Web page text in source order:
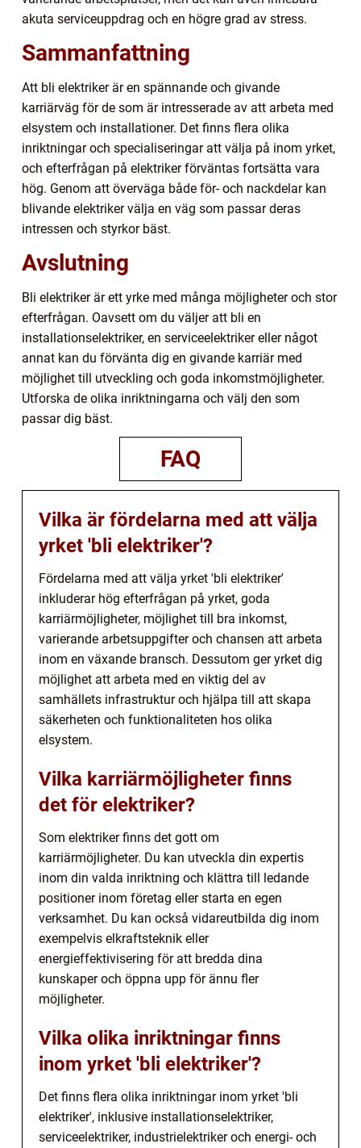
akuta serviceuppdrag och en högre grad av stress.
Sammanfattning
Att bli elektriker är en spännande och givande
karriärväg för de som är intresserade av att arbeta med
elsystem och installationer. Det finns flera olika
inriktningar och specialiseringar att välja på inom yrket,
och efterfrågan på elektriker förväntas fortsätta vara
hög. Genom att överväga både för- och nackdelar kan
blivande elektriker välja en väg som passar deras
intressen och styrkor bäst.
Avslutning
Bli elektriker är ett yrke med många möjligheter och stor
efterfrågan. Oavsett om du väljer att bli en
installationselektriker, en serviceelektriker eller något
annat kan du förvänta dig en givande karriär med
möjlighet till utveckling och goda inkomstmöjligheter.
Utforska de olika inriktningarna och välj den som
passar dig bäst.
FAQ
Vilka är fördelarna med att välja
yrket 'bli elektriker'?
Fördelarna med att välja yrket 'bli elektriker'
inkluderar hög efterfrågan på yrket, goda
karriärmöjligheter, möjlighet till bra inkomst,
varierande arbetsuppgifter och chansen att arbeta
inom en växande bransch. Dessutom ger yrket dig
möjlighet att arbeta med en viktig del av
samhällets infrastruktur och hjälpa till att skapa
säkerheten och funktionaliteten hos olika
elsystem.
Vilka karriärmöjligheter finns
det för elektriker?
Som elektriker finns det gott om
karriärmöjligheter. Du kan utveckla din expertis
inom din valda inriktning och klättra till ledande
positioner inom företag eller starta en egen
verksamhet. Du kan också vidareutbilda dig inom
exempelvis elkraftsteknik eller
energieffektivisering för att bredda dina
kunskaper och öppna upp för ännu fler
möjligheter.
Vilka olika inriktningar finns
inom yrket 'bli elektriker'?
Det finns flera olika inriktningar inom yrket 'bli
elektriker', inklusive installationselektriker,
serviceelektriker, industrielektriker och energi- och